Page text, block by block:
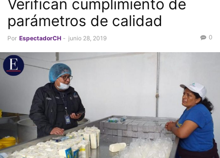
Verifican cumplimiento de
parámetros de calidad
Por EspectadorCH - junio 28, 2019 0